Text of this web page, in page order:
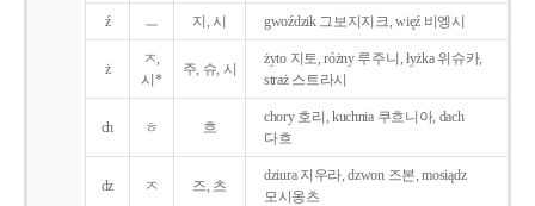
ź ㅡ 지, 시 gwoździk 그보지지크, więź 비엥시
ż
ㅈ,
시*
주, 슈, 시
żyto 지토, różny 루주니, łyżka 위슈카,
straż 스트라시
ch ㅎ 흐
chory 호리, kuchnia 쿠흐니아, dach
다흐
dz ㅈ 즈, 츠
dziura 지우라, dzwon 즈본, mosiądz
모시옹츠